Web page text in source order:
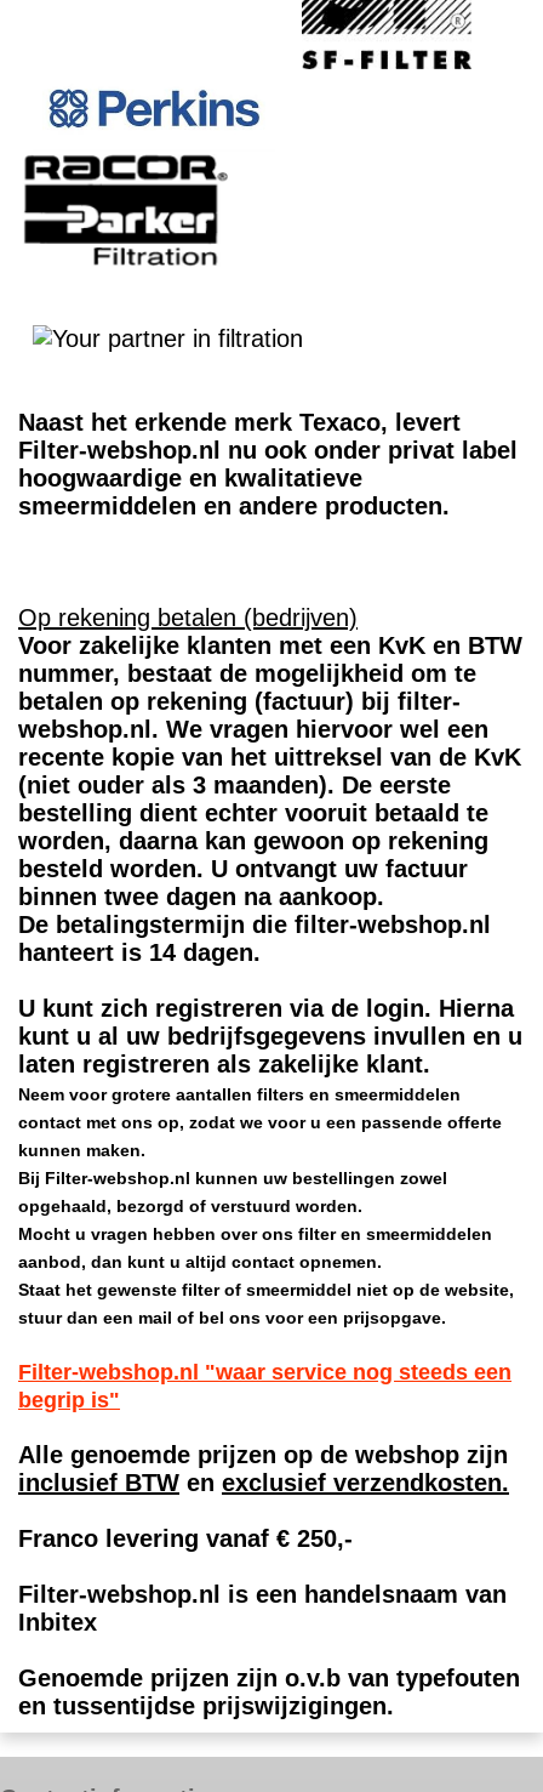
Naast het erkende merk Texaco, levert
Filter-webshop.nl nu ook onder privat label
hoogwaardige en kwalitatieve
smeermiddelen en andere producten.
Op rekening betalen (bedrijven)
Voor zakelijke klanten met een KvK en BTW
nummer, bestaat de mogelijkheid om te
betalen op rekening (factuur) bij filter-
webshop.nl. We vragen hiervoor wel een
recente kopie van het uittreksel van de KvK
(niet ouder als 3 maanden). De eerste
bestelling dient echter vooruit betaald te
worden, daarna kan gewoon op rekening
besteld worden. U ontvangt uw factuur
binnen twee dagen na aankoop.
De betalingstermijn die filter-webshop.nl
hanteert is 14 dagen.
U kunt zich registreren via de login. Hierna
kunt u al uw bedrijfsgegevens invullen en u
laten registreren als zakelijke klant.
Neem voor grotere aantallen filters en smeermiddelen
contact met ons op, zodat we voor u een passende offerte
kunnen maken.
Bij Filter-webshop.nl kunnen uw bestellingen zowel
opgehaald, bezorgd of verstuurd worden.
Mocht u vragen hebben over ons filter en smeermiddelen
aanbod, dan kunt u altijd contact opnemen.
Staat het gewenste filter of smeermiddel niet op de website,
stuur dan een mail of bel ons voor een prijsopgave.
Filter-webshop.nl "waar service nog steeds een
begrip is"
Alle genoemde prijzen op de webshop zijn
inclusief BTW en exclusief verzendkosten.
Franco levering vanaf € 250,-
Filter-webshop.nl is een handelsnaam van
Inbitex
Genoemde prijzen zijn o.v.b van typefouten
en tussentijdse prijswijzigingen.